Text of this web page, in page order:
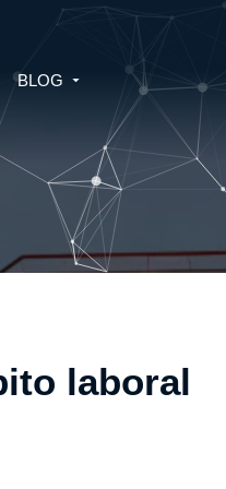
BLOG
PENAL
LABORAL
laboral